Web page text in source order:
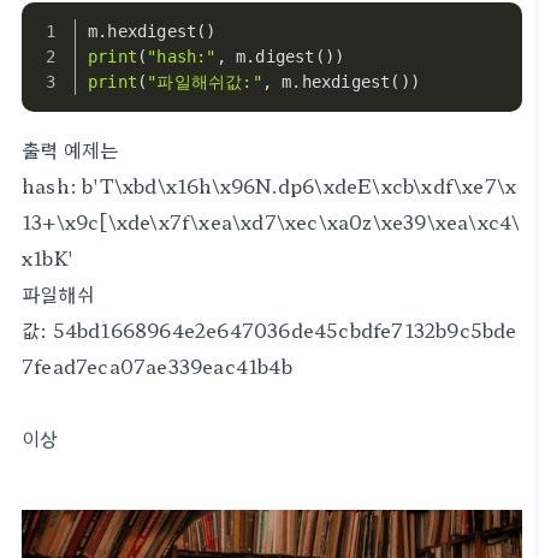
m.hexdigest()
print ( "hash:" , m.digest())
print ( "파일해쉬값:" , m.hexdigest())
출력 예제는
hash: b'T\xbd\x16h\x96N.dp6\xdeE\xcb\xdf\xe7\x
13+\x9c[\xde\x7f\xea\xd7\xec\xa0z\xe39\xea\xc4\
x1bK'
파일해쉬
값: 54bd1668964e2e647036de45cbdfe7132b9c5bde
7fead7eca07ae339eac41b4b
이상